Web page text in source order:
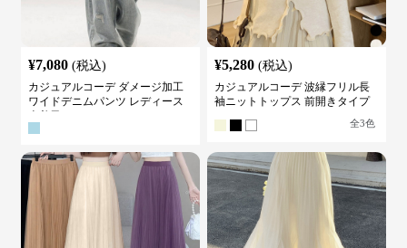
¥7,080 (税込)
カジュアルコーデ ダメージ加工
ワイドデニムパンツ レディース
¥5,280 (税込)
カジュアルコーデ 波縁フリル長
袖ニットトップス 前開きタイプ
全3色